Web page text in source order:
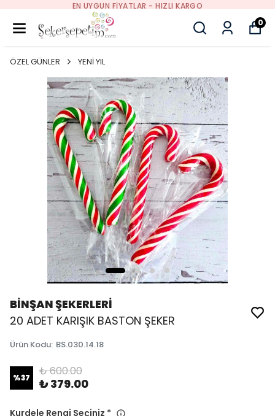
EN UYGUN FIYATLAR - HIZLI KARGO
0
ÖZEL GÜNLER YENİ YIL
BİNŞAN ŞEKERLERİ
20 ADET KARIŞIK BASTON ŞEKER
Ürün Kodu: BS.030.14.18
%37 ₺ 600.00
₺ 379.00